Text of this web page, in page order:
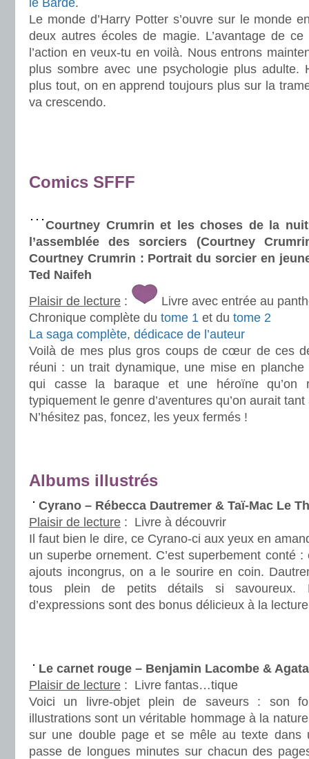
le Barde.
Le monde d’Harry Potter s’ouvre sur le monde
deux autres écoles de magie. L’avantage de ce
l’action en veux-tu en voilà. Nous entrons
plus sombre avec une psychologie plus adulte.
plus tout, on en apprend toujours plus sur la
va crescendo.
Comics SFFF
Courtney Crumrin et les choses de la
l’assemblée des sorciers (Courtney
Courtney Crumrin : Portrait du sorcier en
Ted Naifeh
Plaisir de lecture :
Livre avec entrée au
Chronique complète du tome 1 et du tome 2
La saga complète, dédicace de l’auteur
Voilà de mes plus gros coups de cœur de ces
réuni : un trait dynamique, une mise en planche
qui casse la baraque et une héroïne qu’on
typiquement le genre d’aventures qu’on aurait
N’hésitez pas, foncez, les yeux fermés !
Albums illustrés
Cyrano – Rébecca Dautremer & Taï-Mac Le
Plaisir de lecture : Livre à découvrir
Il faut bien le dire, ce Cyrano-ci aux yeux en
un superbe ornement. C’est superbement conté
ajouts incongrus, on a le sourire en coin.
tous plein de petits détails si savoureux.
d’expressions sont des bonus délicieux à la
Le carnet rouge – Benjamin Lacombe &
Plaisir de lecture : Livre fantas…tique
Voici un livre-objet plein de saveurs : son
illustrations sont un véritable hommage à la
sur une double page et se mêle au texte dans
passe de longues minutes sur chacun des